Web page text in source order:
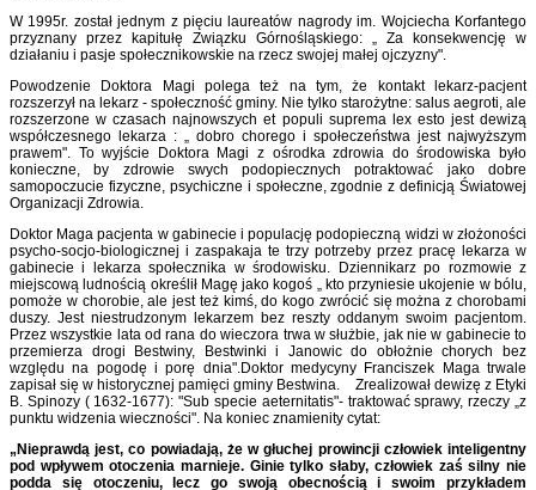
W 1995r. został jednym z pięciu laureatów nagrody im. Wojciecha Korfantego
przyznany przez kapitułę Związku Górnośląskiego: „ Za konsekwencję w
działaniu i pasje społecznikowskie na rzecz swojej małej ojczyzny".
Powodzenie Doktora Magi polega też na tym, że kontakt lekarz-pacjent
rozszerzył na lekarz - społeczność gminy. Nie tylko starożytne: salus aegroti, ale
rozszerzone w czasach najnowszych et populi suprema lex esto jest dewizą
współczesnego lekarza : „ dobro chorego i społeczeństwa jest najwyższym
prawem". To wyjście Doktora Magi z ośrodka zdrowia do środowiska było
konieczne, by zdrowie swych podopiecznych potraktować jako dobre
samopoczucie fizyczne, psychiczne i społeczne, zgodnie z definicją Światowej
Organizacji Zdrowia.
Doktor Maga pacjenta w gabinecie i populację podopieczną widzi w złożoności
psycho-socjo-biologicznej i zaspakaja te trzy potrzeby przez pracę lekarza w
gabinecie i lekarza społecznika w środowisku. Dziennikarz po rozmowie z
miejscową ludnością określił Magę jako kogoś „ kto przyniesie ukojenie w bólu,
pomoże w chorobie, ale jest też kimś, do kogo zwrócić się można z chorobami
duszy. Jest niestrudzonym lekarzem bez reszty oddanym swoim pacjentom.
Przez wszystkie lata od rana do wieczora trwa w służbie, jak nie w gabinecie to
przemierza drogi Bestwiny, Bestwinki i Janowic do obłożnie chorych bez
względu na pogodę i porę dnia".Doktor medycyny Franciszek Maga trwale
zapisał się w historycznej pamięci gminy Bestwina. Zrealizował dewizę z Etyki
B. Spinozy ( 1632-1677): "Sub specie aeternitatis"- traktować sprawy, rzeczy „z
punktu widzenia wieczności". Na koniec znamienity cytat:
„Nieprawdą jest, co powiadają, że w głuchej prowincji człowiek inteligentny
pod wpływem otoczenia marnieje. Ginie tylko słaby, człowiek zaś silny nie
podda się otoczeniu, lecz go swoją obecnością i swoim przykładem